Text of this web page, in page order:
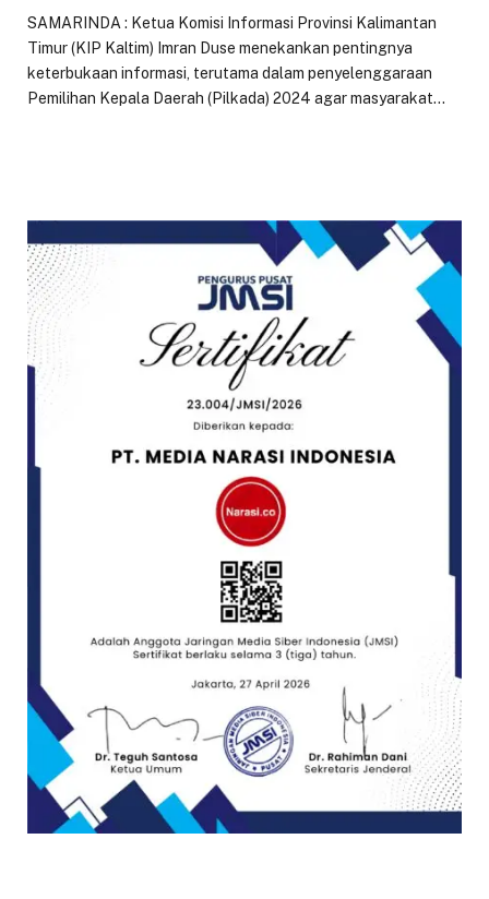
SAMARINDA : Ketua Komisi Informasi Provinsi Kalimantan
Timur (KIP Kaltim) Imran Duse menekankan pentingnya
keterbukaan informasi, terutama dalam penyelenggaraan
Pemilihan Kepala Daerah (Pilkada) 2024 agar masyarakat…